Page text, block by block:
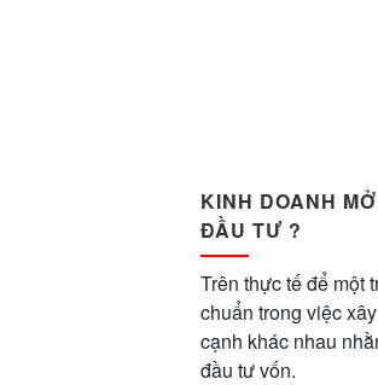
KINH DOANH
ĐẦU TƯ ?
Trên thực tế để một
chuẩn trong việc
cạnh khác nhau
đầu tư vốn.